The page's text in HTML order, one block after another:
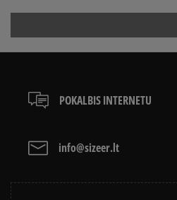
POKALBIS INTERNETU
info@sizeer.lt